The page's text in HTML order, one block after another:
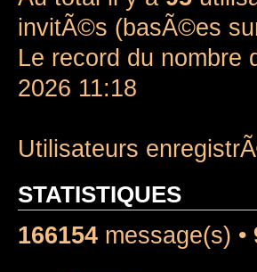
invitÃ©s (basÃ©es
Le record du
2026 11:18
Utilisateurs
STATISTIQUES
166154 message(s) •